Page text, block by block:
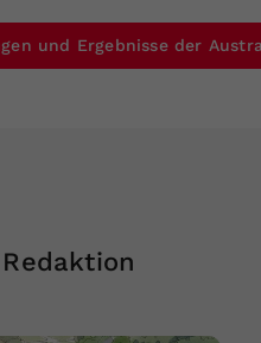
und Ergebnisse der